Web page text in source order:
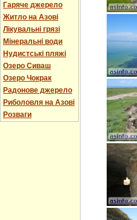
Гаряче джерело
Житло на Азові
Лікувальні грязі
Мінеральні води
Нудистські пляжі
Озеро Сиваш
Озеро Чокрак
Радонове джерело
Риболовля на Азові
Розваги